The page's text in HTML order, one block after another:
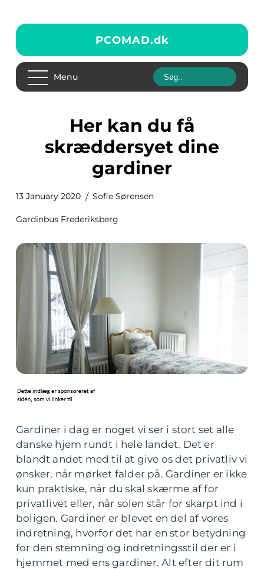
PCOMAD.dk
Menu
Her kan du få
skræddersyet dine
gardiner
13 January 2020 Sofie Sørensen
Gardinbus Frederiksberg
Gardiner i dag er noget vi ser i stort set alle
danske hjem rundt i hele landet. Det er
blandt andet med til at give os det privatliv vi
ønsker, når mørket falder på. Gardiner er ikke
kun praktiske, når du skal skærme af for
privatlivet eller, når solen står for skarpt ind i
boligen. Gardiner er blevet en del af vores
indretning, hvorfor det har en stor betydning
for den stemning og indretningsstil der er i
hjemmet med ens gardiner. Alt efter dit rum